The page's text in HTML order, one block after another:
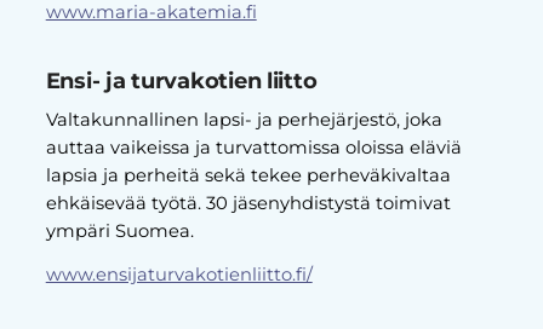
www.maria-akatemia.fi
Ensi- ja turvakotien liitto
Valtakunnallinen lapsi- ja perhejärjestö, joka
auttaa vaikeissa ja turvattomissa oloissa eläviä
lapsia ja perheitä sekä tekee perheväkivaltaa
ehkäisevää työtä. 30 jäsenyhdistystä toimivat
ympäri Suomea.
www.ensijaturvakotienliitto.fi/